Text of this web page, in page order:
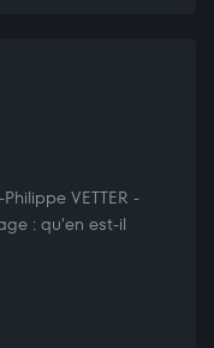
VETTER -
: qu'en est-il